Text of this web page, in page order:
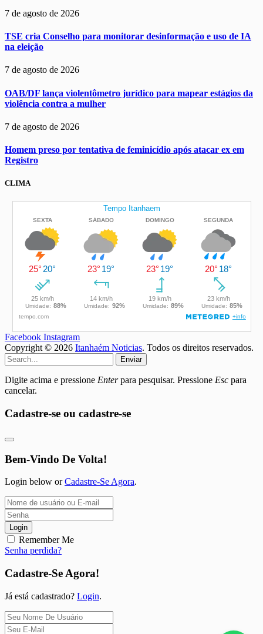
7 de agosto de 2026
TSE cria Conselho para monitorar desinformação e uso de IA
na eleição
7 de agosto de 2026
OAB/DF lança violentômetro jurídico para mapear estágios da
violência contra a mulher
7 de agosto de 2026
Homem preso por tentativa de feminicídio após atacar ex em
Registro
CLIMA
Facebook Instagram
Copyright © 2026 Itanhaém Noticias. Todos os direitos reservados.
Enviar
Digite acima e pressione Enterpara pesquisar. Pressione Esc para
cancelar.
Cadastre-se ou cadastre-se
Bem-Vindo De Volta!
Login below orCadastre-Se Agora.
Login
Remember Me
Senha perdida?
Cadastre-Se Agora!
Já está cadastrado? Login.